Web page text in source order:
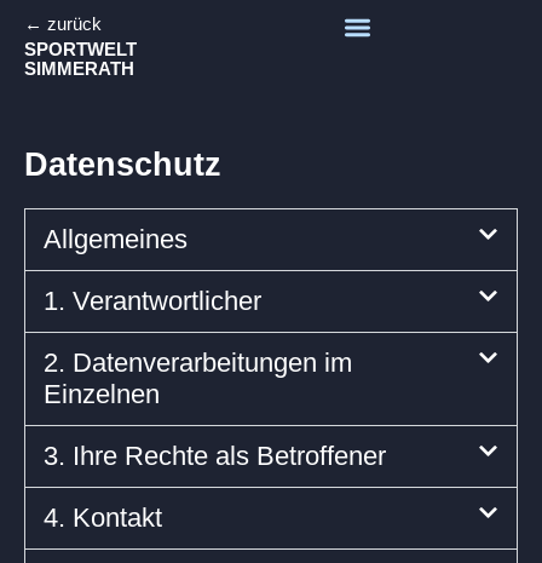
← zurück
SPORTWELT
SIMMERATH
Datenschutz
Allgemeines
1. Verantwortlicher
2. Datenverarbeitungen im
Einzelnen
3. Ihre Rechte als Betroffener
4. Kontakt